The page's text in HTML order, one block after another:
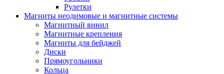
Рулетки
Магниты неодимовые и магнитные системы
Магнитный винил
Магнитные крепления
Магниты для бейджей
Диски
Прямоугольники
Кольца